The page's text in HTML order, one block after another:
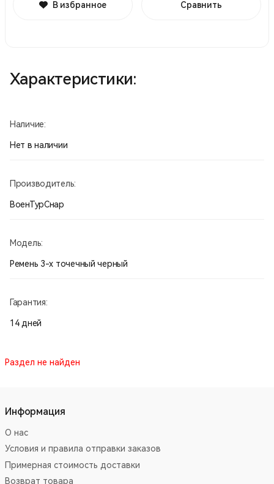
В избранное Сравнить
Характеристики:
Наличие:
Нет в наличии
Производитель:
ВоенТурСнар
Модель:
Ремень 3-х точечный черный
Гарантия:
14 дней
Раздел не найден
Информация
О нас
Условия и правила отправки заказов
Примерная стоимость доставки
Возврат товара